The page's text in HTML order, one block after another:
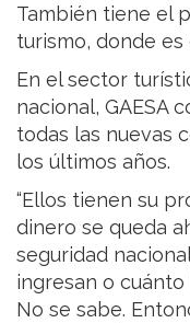
También tiene el
turismo, donde es
En el sector
nacional, GAESA
todas las nuevas
los últimos años.
“Ellos tienen su
dinero se queda
seguridad
ingresan o cuánto
No se sabe.